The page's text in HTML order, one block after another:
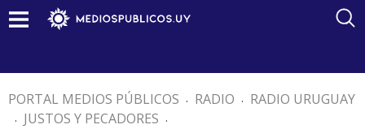
PORTAL MEDIOS PÚBLICOS . RADIO . RADIO URUGUAY
. JUSTOS Y PECADORES .